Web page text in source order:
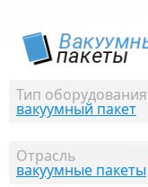
Тип оборудования
вакуумный пакет
Отрасль
вакуумные пакеты